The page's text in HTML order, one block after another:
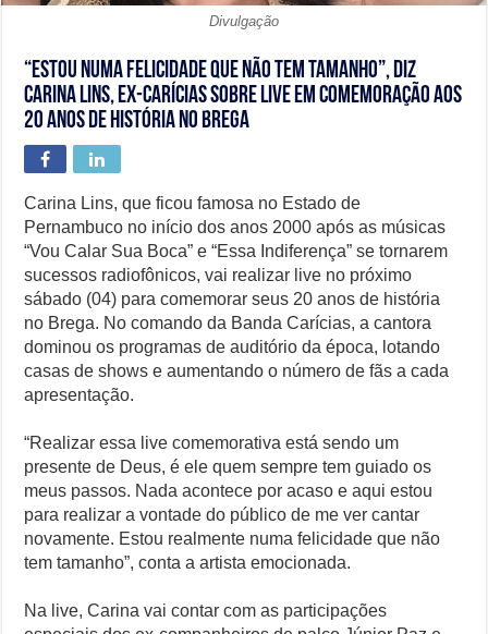
Divulgação
“Estou numa felicidade que não tem tamanho”, diz
Carina Lins, ex-Carícias sobre live em comemoração aos
20 anos de história no Brega
Carina Lins, que ficou famosa no Estado de
Pernambuco no início dos anos 2000 após as músicas
“Vou Calar Sua Boca” e “Essa Indiferença” se tornarem
sucessos radiofônicos, vai realizar live no próximo
sábado (04) para comemorar seus 20 anos de história
no Brega. No comando da Banda Carícias, a cantora
dominou os programas de auditório da época, lotando
casas de shows e aumentando o número de fãs a cada
apresentação.
“Realizar essa live comemorativa está sendo um
presente de Deus, é ele quem sempre tem guiado os
meus passos. Nada acontece por acaso e aqui estou
para realizar a vontade do público de me ver cantar
novamente. Estou realmente numa felicidade que não
tem tamanho”, conta a artista emocionada.
Na live, Carina vai contar com as participações